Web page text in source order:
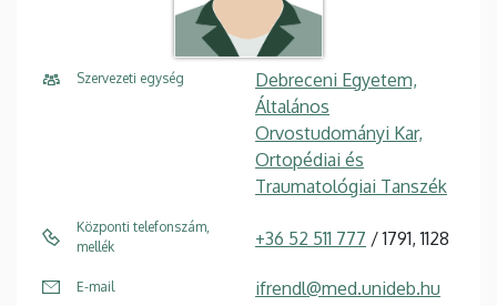
Szervezeti egység
Debreceni Egyetem,
Általános
Orvostudományi Kar,
Ortopédiai és
Traumatológiai Tanszék
Központi telefonszám,
mellék
+36 52 511 777 / 1791, 1128
E-mail ifrendl@med.unideb.hu